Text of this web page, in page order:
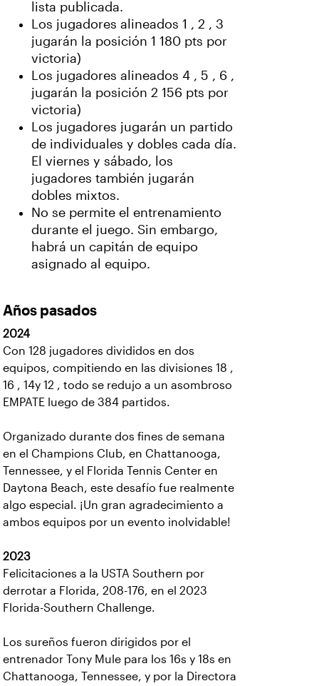
lista publicada.
Los jugadores alineados 1 , 2 , 3
jugarán la posición 1 180 pts por
victoria)
Los jugadores alineados 4 , 5 , 6 ,
jugarán la posición 2 156 pts por
victoria)
Los jugadores jugarán un partido
de individuales y dobles cada día.
El viernes y sábado, los
jugadores también jugarán
dobles mixtos.
No se permite el entrenamiento
durante el juego. Sin embargo,
habrá un capitán de equipo
asignado al equipo.
Años pasados
2024
Con 128 jugadores divididos en dos
equipos, compitiendo en las divisiones 18 ,
16 , 14y 12 , todo se redujo a un asombroso
EMPATE luego de 384 partidos.
Organizado durante dos fines de semana
en el Champions Club, en Chattanooga,
Tennessee, y el Florida Tennis Center en
Daytona Beach, este desafío fue realmente
algo especial. ¡Un gran agradecimiento a
ambos equipos por un evento inolvidable!
2023
Felicitaciones a la USTA Southern por
derrotar a Florida, 208-176, en el 2023
Florida-Southern Challenge.
Los sureños fueron dirigidos por el
entrenador Tony Mule para los 16s y 18s en
Chattanooga, Tennessee, y por la Directora